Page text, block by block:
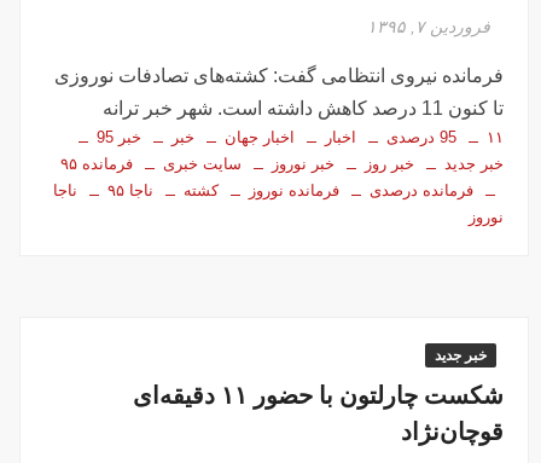
فروردین ۷, ۱۳۹۵
فرمانده نیروی انتظامی گفت: کشته‌های تصادفات نوروزی
تا کنون 11 درصد کاهش داشته است. شهر خبر ترانه
۱۱ 95 درصدی اخبار اخبار جهان خبر
خبر 95
خبر جدید
خبر روز خبر نوروز سایت خبری
فرمانده ۹۵
فرمانده درصدی
فرمانده نوروز کشته ناجا ۹۵
ناجا
نوروز
خبر جدید
شکست چارلتون با حضور ۱۱ دقیقه‌ای
قوچان‌نژاد